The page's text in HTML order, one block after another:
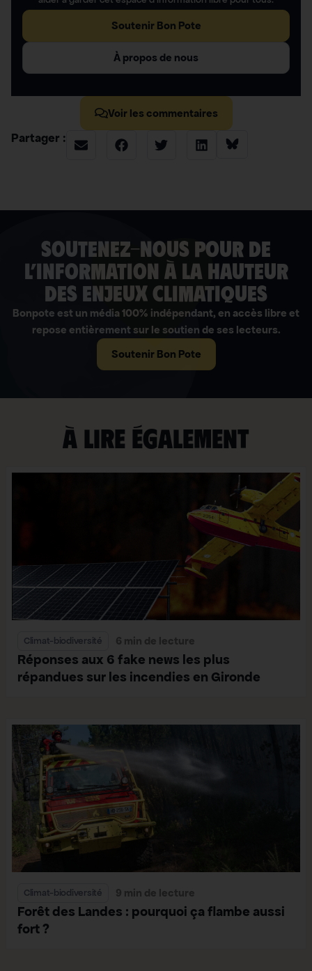
Soutenir Bon Pote
À propos de nous
Voir les commentaires
Partager :
soutenez-nous pour de
l’information à la hauteur
des enjeux climatiques
Bonpote est un média 100% indépendant, en accès libre et
repose entièrement sur le soutien de ses lecteurs.
Soutenir Bon Pote
À lire également
Climat-biodiversité 6 min de lecture
Réponses aux 6 fake news les plus
répandues sur les incendies en Gironde
Climat-biodiversité 9 min de lecture
Forêt des Landes : pourquoi ça flambe aussi
fort ?